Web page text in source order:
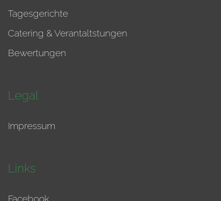
Tagesgerichte
Catering & Verantaltstungen
Bewertungen
Legal
Impressum
Links
Facebook